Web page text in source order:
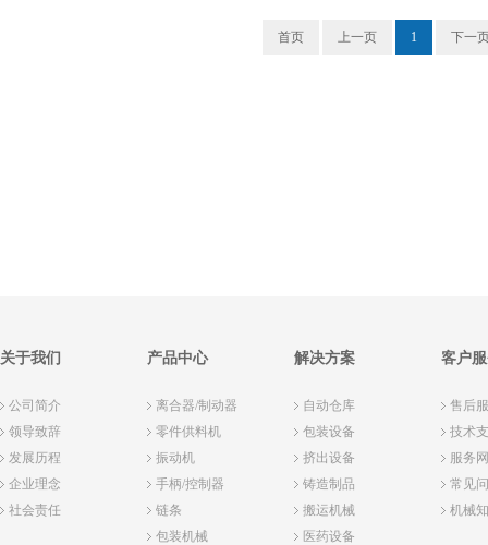
首页 上一页 1 下一
关于我们
公司简介
领导致辞
发展历程
企业理念
社会责任
产品中心
离合器/制动器
零件供料机
振动机
手柄/控制器
链条
包装机械
解决方案
自动仓库
包装设备
挤出设备
铸造制品
搬运机械
医药设备
客户
售后
技术
服务
常见
机械